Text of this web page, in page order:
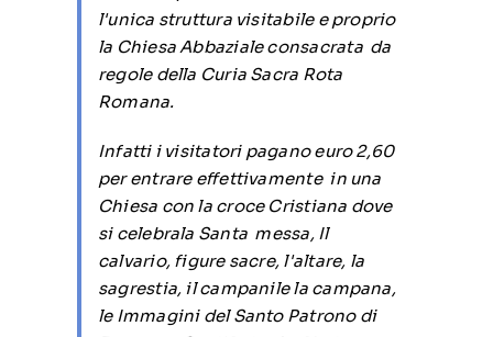
l'unica struttura visitabile e proprio
la Chiesa Abbaziale consacrata da
regole della Curia Sacra Rota
Romana.
Infatti i visitatori pagano euro 2,60
per entrare effettivamente in una
Chiesa con la croce Cristiana dove
si celebrala Santa messa, Il
calvario, figure sacre, l'altare, la
sagrestia, il campanile la campana,
le Immagini del Santo Patrono di